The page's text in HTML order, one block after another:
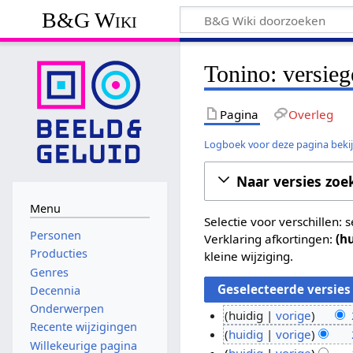
B&G Wiki
Tonino:
Pagina Overleg
Logboek voor deze pagina
Naar versies
Selectie voor verschillen:
Verklaring afkortingen:
kleine wijziging.
2
huidig vorige
G
e
huidig vorige
Menu
Personen
Producties
Genres
Decennia
Onderwerpen
Recente wijzigingen
Willekeurige pagina